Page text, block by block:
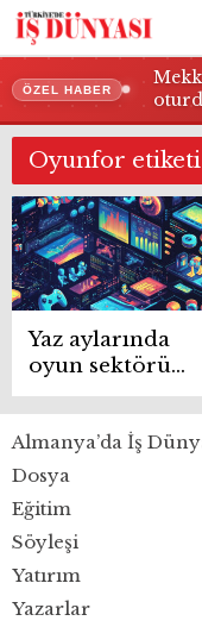
ÖZEL HABER
Oyunfor
Yaz aylarında
oyun sektörü
rekor kırdı
Almanya’da İş
Dosya
Eğitim
Söyleşi
Yatırım
Yazarlar